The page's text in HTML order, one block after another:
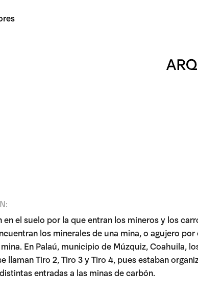
en el suelo por la que entran los mineros y los
los minerales de una mina, o agujero por
En Palaú, municipio de Múzquiz, Coahuila,
llaman Tiro 2, Tiro 3 y Tiro 4, pues estaban
entradas a las minas de carbón.